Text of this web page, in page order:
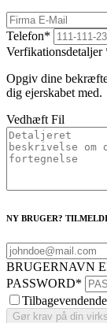
Telefon*
Verfikationsdetaljer
Opgiv dine
dig ejerskabet med.
Vedhæft Fil
NY BRUGER?
BRUGERNAVN
PASSWORD*